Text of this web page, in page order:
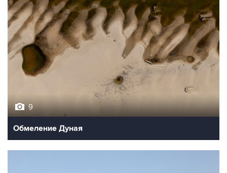
9
Обмеление Дуная